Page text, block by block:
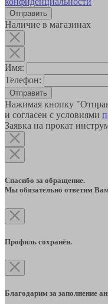
Наличие в магазинах
Имя:
Телефон:
Отправить
Нажимая кнопку
и согласен с условиями
Заявка на прокат
Спасибо за обращение.
Мы обязательно ответим
Профиль сохранён.
Благодарим за заполнение